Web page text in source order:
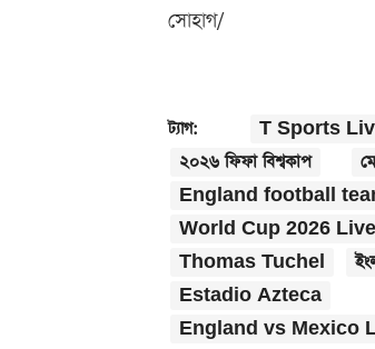
সোহাগ/
ট্যাগ: T Sports
২০২৬ ফিফা বিশ্বকাপ
England football
World Cup 2026 Live
Thomas Tuchel
Estadio Azteca
England vs Mexico